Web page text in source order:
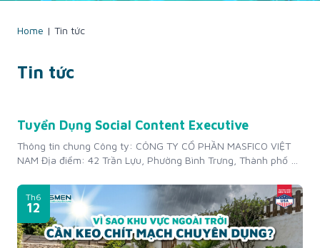
Home | Tin tức
Tin tức
22
Tuyển Dụng Social Content Executive
Thông tin chung Công ty: CÔNG TY CỔ PHẦN MASFICO VIỆT
NAM Địa điểm: 42 Trần Lựu, Phường Bình Trưng, Thành phố Hồ
KPI Kinh nghiệm: Từ 01 – 02 năm Số lượng tuyển: 01 người
Thời gian làm việc: Thứ 2 – Thứ...
Th6
12